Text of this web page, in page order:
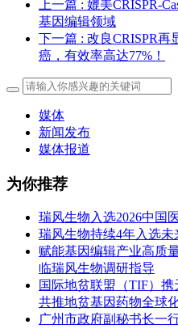
上一篇 : 媲美CRISPR-
基因编辑领域
下一篇 : 改良CRISPR再
癌，有效率高达77%！
媒体
新闻发布
媒体报道
为你推荐
瑞风生物入选2026中国
瑞风生物持续4年入选未
赋能基因编辑产业高质
临瑞风生物调研指导
国际地贫联盟（TIF）
共推地贫基因药物全球
广州市政府副秘书长一